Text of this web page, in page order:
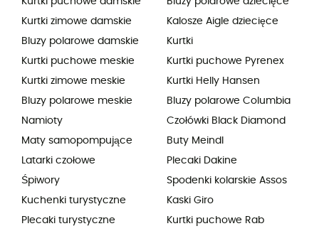
Kurtki zimowe damskie
Bluzy polarowe damskie
Kurtki puchowe meskie
Kurtki zimowe meskie
Bluzy polarowe meskie
Namioty
Maty samopompujące
Latarki czołowe
Śpiwory
Kuchenki turystyczne
Plecaki turystyczne
Kalosze Aigle dziecięce
Kurtki
Kurtki puchowe Pyrenex
Kurtki Helly Hansen
Bluzy polarowe Columbia
Czołówki Black Diamond
Buty Meindl
Plecaki Dakine
Spodenki kolarskie Assos
Kaski Giro
Kurtki puchowe Rab